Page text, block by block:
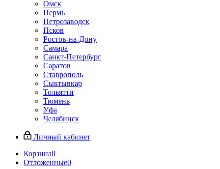
Омск
Пермь
Петрозаводск
Псков
Ростов-на-Дону
Самара
Санкт-Петербург
Саратов
Ставрополь
Сыктывкар
Тольятти
Тюмень
Уфа
Челябинск
Личный кабинет
Корзина0
Отложенные0